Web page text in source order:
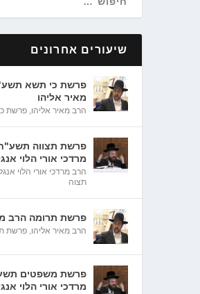
שיעורים אחרונים
פרשת כי תשא
מאיר אליהו
הרב מאיר אליהו,פרשת
פרשת תצווה
מרדכי אורי הלוי
הרב מרדכי אורי הלוי
תצוה
פרשת תרומה הרב
הרב מאיר אליהו,פרשת
פרשת משפטים
מרדכי אורי הלוי